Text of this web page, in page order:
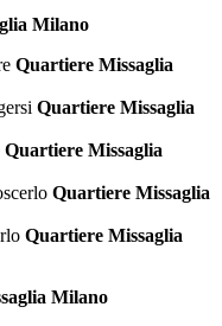
Milano
Quartiere Missaglia
Quartiere Missaglia
Quartiere Missaglia
Quartiere Missaglia
Quartiere Missaglia
Milano